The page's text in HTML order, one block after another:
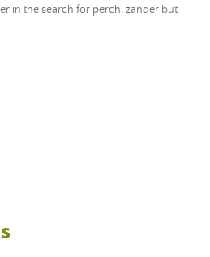
in the search for perch, zander but